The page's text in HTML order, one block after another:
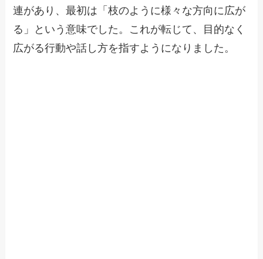
連があり、最初は「枝のように様々な方向に広が
る」という意味でした。これが転じて、目的なく
広がる行動や話し方を指すようになりました。